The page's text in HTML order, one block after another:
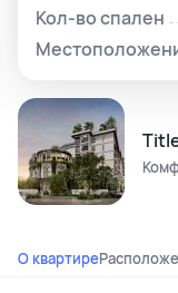
Кол-во спален
О квартире